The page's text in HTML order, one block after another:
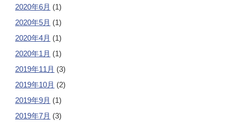
2020年6月 (1)
2020年5月 (1)
2020年4月 (1)
2020年1月 (1)
2019年11月 (3)
2019年10月 (2)
2019年9月 (1)
2019年7月 (3)